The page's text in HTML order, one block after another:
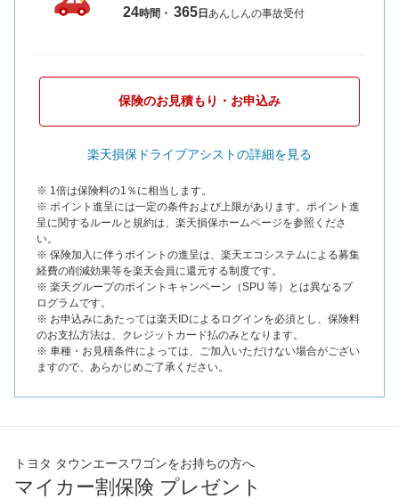
24時間・365日あんしんの事故受付
保険のお見積もり・お申込み
楽天損保ドライブアシストの詳細を見る
※ 1倍は保険料の1％に相当します。
※ ポイント進呈には一定の条件および上限があります。ポイント進
呈に関するルールと規約は、楽天損保ホームページを参照くださ
い。
※ 保険加入に伴うポイントの進呈は、楽天エコシステムによる募集
経費の削減効果等を楽天会員に還元する制度です。
※ 楽天グループのポイントキャンペーン（SPU 等）とは異なるプ
ログラムです。
※ お申込みにあたっては楽天IDによるログインを必須とし、保険料
のお支払方法は、クレジットカード払のみとなります。
※ 車種・お見積条件によっては、ご加入いただけない場合がござい
ますので、あらかじめご了承ください。
トヨタ タウンエースワゴンをお持ちの方へ
マイカー割保険 プレゼント